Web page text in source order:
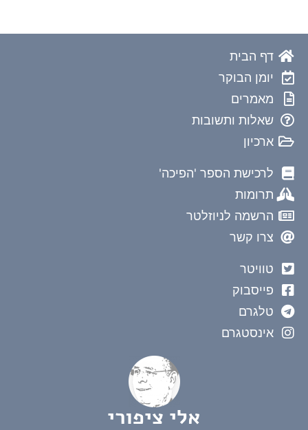
דף הבית
יומן הבוקר
מאמרים
שאלות ותשובות
ארכיון
לרכישת הספר 'הפיכה'
תרומות
הרשמה לניוזלטר
צרו קשר
טוויטר
פייסבוק
טלגרם
אינסטגרם
אלי ציפורי